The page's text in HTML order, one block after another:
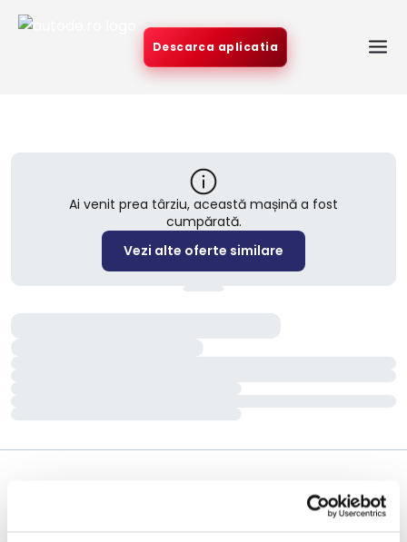
Descarca aplicatia
Ai venit prea târziu, această mașină a fost
cumpărată.
Vezi alte oferte similare